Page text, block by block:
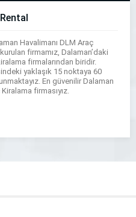
Havalimanı DLM Araç
firmamız, Dalaman’daki
firmalarından biridir.
yaklaşık 15 noktaya 60
En güvenilir Dalaman
firmasıyız.